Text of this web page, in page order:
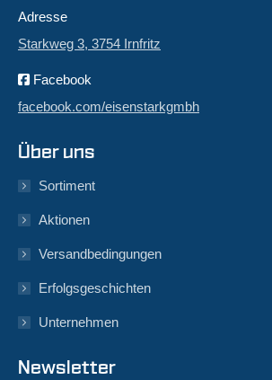
Adresse
Starkweg 3, 3754 Irnfritz
Facebook
facebook.com/eisenstarkgmbh
Über uns
Sortiment
Aktionen
Versandbedingungen
Erfolgsgeschichten
Unternehmen
Newsletter